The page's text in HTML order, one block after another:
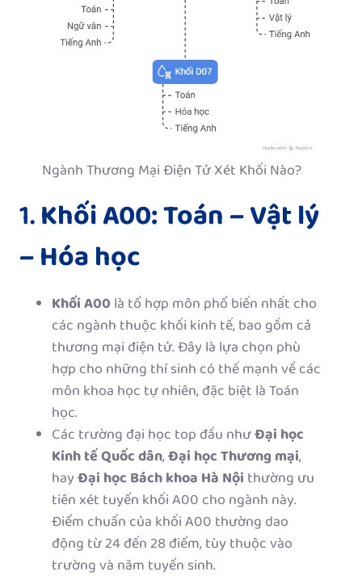
Ngành Thương Mại Điện Tử Xét Khối Nào?
1.Khối A00: Toán – Vật lý
– Hóa học
Khối A00 là tổ hợp môn phổ biến nhất cho
các ngành thuộc khối kinh tế, bao gồm cả
thương mại điện tử. Đây là lựa chọn phù
hợp cho những thí sinh có thế mạnh về các
môn khoa học tự nhiên, đặc biệt là Toán
học.
Các trường đại học top đầu nhưĐại học
Kinh tế Quốc dân,Đại học Thương mại,
hayĐại học Bách khoa Hà Nội thường ưu
tiên xét tuyển khối A00 cho ngành này.
Điểm chuẩn của khối A00 thường dao
động từ 24 đến 28 điểm, tùy thuộc vào
trường và năm tuyển sinh.